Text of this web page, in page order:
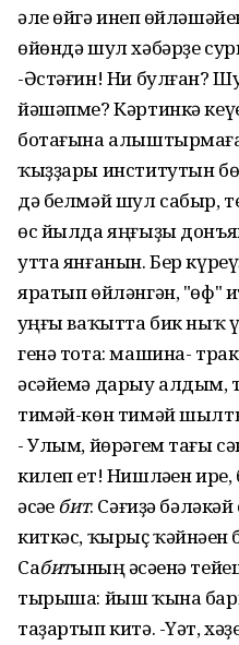
әле өйгә инеп
өйөндә шул хәбәрҙе
-Әстәғин! Ни булған?
йәшәпме? Кәртинкә
ботағына
ҡыҙҙары институтын
дә белмәй шул сабыр,
өс йылда яңғыҙы
утта янғанын. Бер
яратып өйләнгән, "өф"
һуңғы ваҡытта бик ныҡ
генә тота: машина-
әсәйемә дарыу алдым,
тимәй-көн тимәй
- Улым, йөрәгем тағы
килеп ет! Нишләһен ире,
әсәһебит. Сәғиҙә бәләкәй
киткәс, ҡырыҫ ҡәйнәһен
Сабитының әсәһенә
тырыша: йыш ҡына
таҙартып китә. -Үәт,